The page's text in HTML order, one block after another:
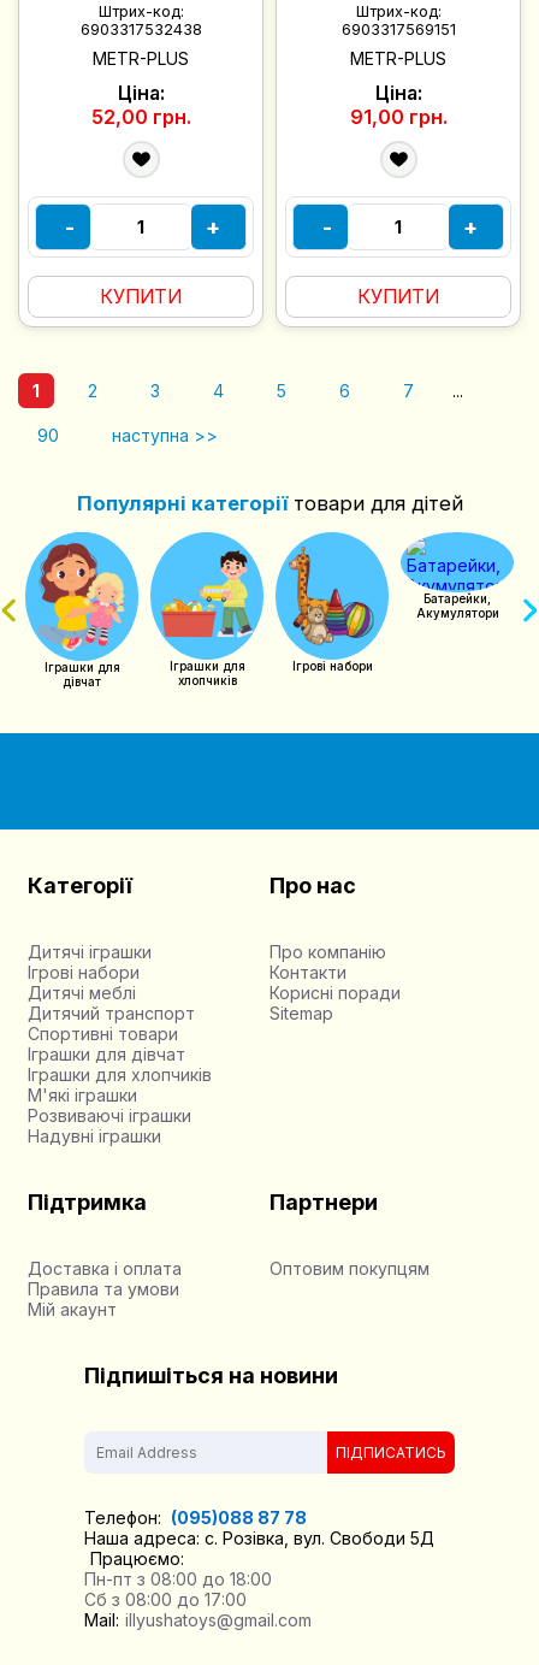
Штрих-код:
6903317532438
METR-PLUS
Ціна:
52,00 грн.
- +
КУПИТИ
Штрих-код:
6903317569151
METR-PLUS
Ціна:
91,00 грн.
- +
КУПИТИ
1 2 3 4 5 6 7 ...
90 наступна >>
Популярні категоріїтовари для дітей
Іграшки для
дівчат
Іграшки для
хлопчиків
Ігрові набори
Батарейки,
Акумулятори
Категорії
Дитячі іграшки
Ігрові набори
Дитячі меблі
Дитячий транспорт
Спортивні товари
Іграшки для дівчат
Іграшки для хлопчиків
М'які іграшки
Розвиваючі іграшки
Надувні іграшки
Про нас
Про компанію
Контакти
Корисні поради
Sitemap
Підтримка
Доставка і оплата
Правила та умови
Мій акаунт
Партнери
Оптовим покупцям
Підпишіться на новини
ПІДПИСАТИСЬ
Телефон: (095)088 87 78
Наша адреса: с. Розівка, вул. Свободи 5Д
Працюємо:
Пн-пт з 08:00 до 18:00
Сб з 08:00 до 17:00
Mail: illyushatoys@gmail.com